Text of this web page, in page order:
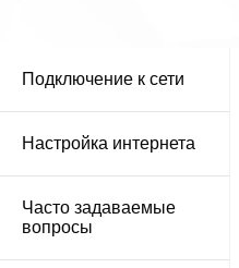
Подключение к сети
Настройка интернета
Часто задаваемые
вопросы